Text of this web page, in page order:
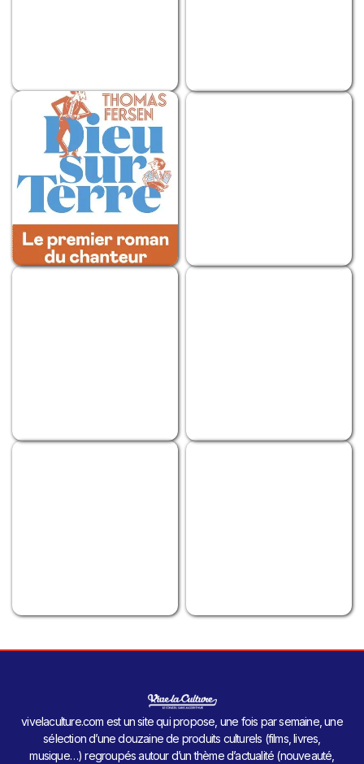
vivelaculture.com est un site qui propose, une fois par semaine, une
sélection d’une douzaine de produits culturels (films, livres,
musique…) regroupés autour d’un thème d’actualité (nouveauté,